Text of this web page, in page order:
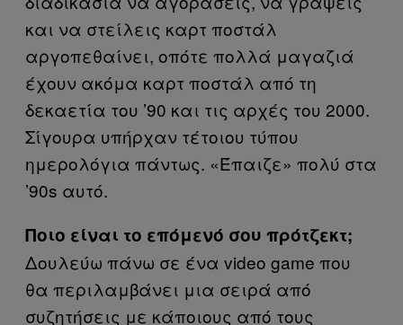
και να στείλεις καρτ ποστάλ
αργοπεθαίνει, οπότε πολλά μαγαζιά
έχουν ακόμα καρτ ποστάλ από τη
δεκαετία του ’90 και τις αρχές του 2000.
Σίγουρα υπήρχαν τέτοιου τύπου
ημερολόγια πάντως. «Έπαιζε» πολύ στα
’90s αυτό.
Ποιο είναι το επόμενό σου πρότζεκτ;
Δουλεύω πάνω σε ένα video game που
θα περιλαμβάνει μια σειρά από
συζητήσεις με κάποιους από τους